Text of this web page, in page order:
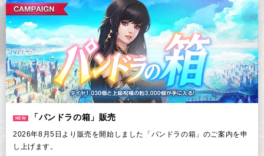
NEW 「パンドラの箱」販売
2026年8月5日より販売を開始しました「パンドラの箱」のご案内を申
し上げます。